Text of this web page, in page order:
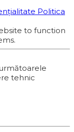
Politica
to function
tehnic